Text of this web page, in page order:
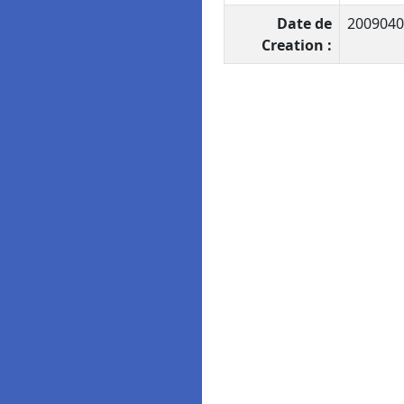
Date de
Creation :